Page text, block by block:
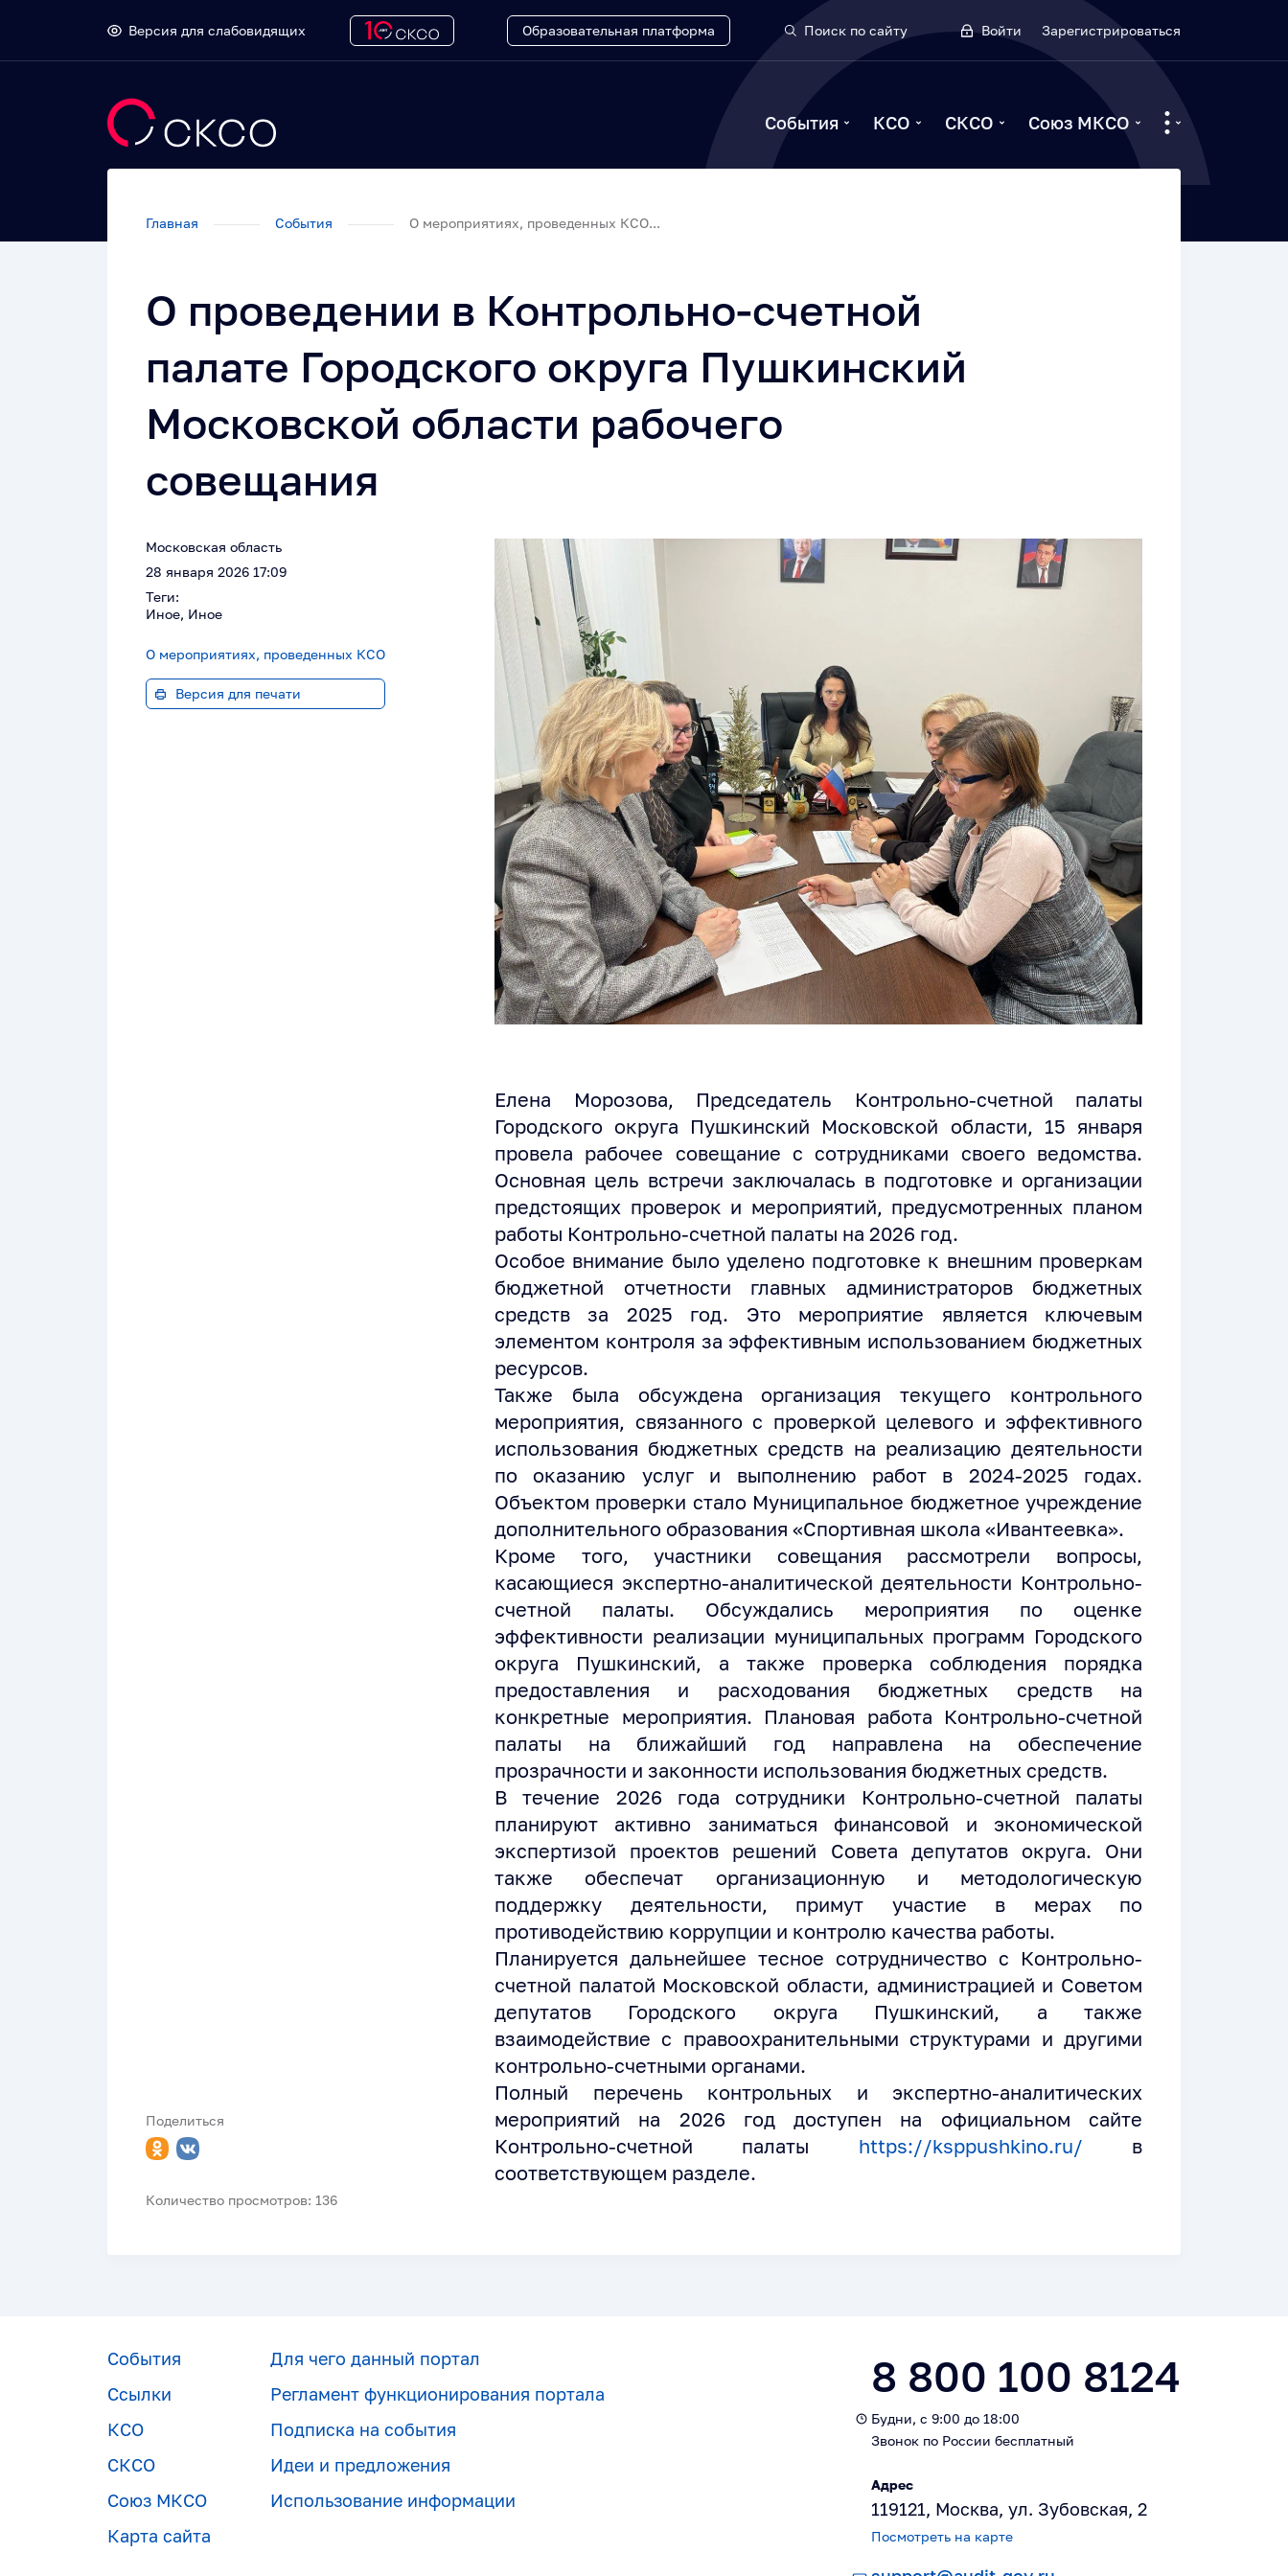
Версия для слабовидящих Образовательная платформа Поиск по сайту Войти Зарегистрироваться
События КСО СКСО Союз МКСО
Главная События О мероприятиях, проведенных КСО...
О проведении в Контрольно-счетной
палате Городского округа Пушкинский
Московской области рабочего
совещания
Московская область
28 января 2026 17:09
Теги:
Иное, Иное
О мероприятиях, проведенных КСО
Версия для печати
Поделиться
Количество просмотров: 136
Елена Морозова, Председатель Контрольно-счетной палаты
Городского округа Пушкинский Московской области, 15 января
провела рабочее совещание с сотрудниками своего ведомства.
Основная цель встречи заключалась в подготовке и организации
предстоящих проверок и мероприятий, предусмотренных планом
работы Контрольно-счетной палаты на 2026 год.
Особое внимание было уделено подготовке к внешним проверкам
бюджетной отчетности главных администраторов бюджетных
средств за 2025 год. Это мероприятие является ключевым
элементом контроля за эффективным использованием бюджетных
ресурсов.
Также была обсуждена организация текущего контрольного
мероприятия, связанного с проверкой целевого и эффективного
использования бюджетных средств на реализацию деятельности
по оказанию услуг и выполнению работ в 2024-2025 годах.
Объектом проверки стало Муниципальное бюджетное учреждение
дополнительного образования «Спортивная школа «Ивантеевка».
Кроме того, участники совещания рассмотрели вопросы,
касающиеся экспертно-аналитической деятельности Контрольно-
счетной палаты. Обсуждались мероприятия по оценке
эффективности реализации муниципальных программ Городского
округа Пушкинский, а также проверка соблюдения порядка
предоставления и расходования бюджетных средств на
конкретные мероприятия. Плановая работа Контрольно-счетной
палаты на ближайший год направлена на обеспечение
прозрачности и законности использования бюджетных средств.
В течение 2026 года сотрудники Контрольно-счетной палаты
планируют активно заниматься финансовой и экономической
экспертизой проектов решений Совета депутатов округа. Они
также обеспечат организационную и методологическую
поддержку деятельности, примут участие в мерах по
противодействию коррупции и контролю качества работы.
Планируется дальнейшее тесное сотрудничество с Контрольно-
счетной палатой Московской области, администрацией и Советом
депутатов Городского округа Пушкинский, а также
взаимодействие с правоохранительными структурами и другими
контрольно-счетными органами.
Полный перечень контрольных и экспертно-аналитических
мероприятий на 2026 год доступен на официальном сайте
Контрольно-счетной палаты https://ksppushkino.ru/ в
соответствующем разделе.
События
Ссылки
КСО
СКСО
Союз МКСО
Карта сайта
Для чего данный портал
Регламент функционирования портала
Подписка на события
Идеи и предложения
Использование информации
8 800 100 8124
Будни, с 9:00 до 18:00
Звонок по России бесплатный
Адрес
119121, Москва, ул. Зубовская, 2
Посмотреть на карте